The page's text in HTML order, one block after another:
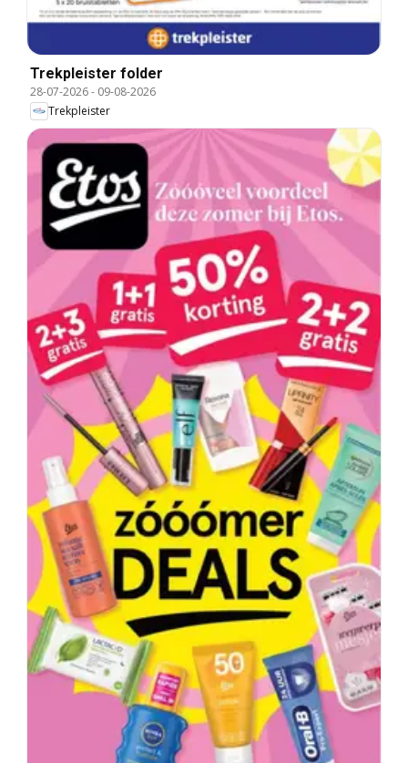
Trekpleister folder
28-07-2026- 09-08-2026
Trekpleister